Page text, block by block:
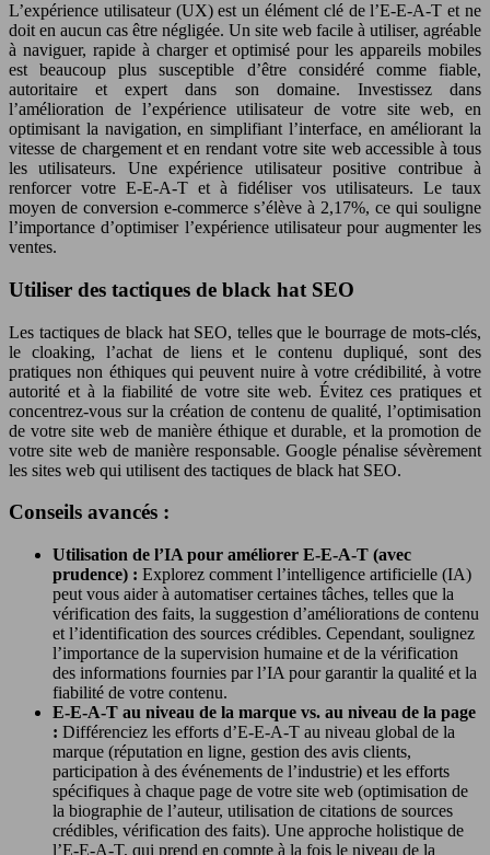
L’expérience utilisateur (UX) est un élément clé de l’E-E-A-T et ne
doit en aucun cas être négligée. Un site web facile à utiliser, agréable
à naviguer, rapide à charger et optimisé pour les appareils mobiles
est beaucoup plus susceptible d’être considéré comme fiable,
autoritaire et expert dans son domaine. Investissez dans
l’amélioration de l’expérience utilisateur de votre site web, en
optimisant la navigation, en simplifiant l’interface, en améliorant la
vitesse de chargement et en rendant votre site web accessible à tous
les utilisateurs. Une expérience utilisateur positive contribue à
renforcer votre E-E-A-T et à fidéliser vos utilisateurs. Le taux
moyen de conversion e-commerce s’élève à 2,17%, ce qui souligne
l’importance d’optimiser l’expérience utilisateur pour augmenter les
ventes.
Utiliser des tactiques de black hat SEO
Les tactiques de black hat SEO, telles que le bourrage de mots-clés,
le cloaking, l’achat de liens et le contenu dupliqué, sont des
pratiques non éthiques qui peuvent nuire à votre crédibilité, à votre
autorité et à la fiabilité de votre site web. Évitez ces pratiques et
concentrez-vous sur la création de contenu de qualité, l’optimisation
de votre site web de manière éthique et durable, et la promotion de
votre site web de manière responsable. Google pénalise sévèrement
les sites web qui utilisent des tactiques de black hat SEO.
Conseils avancés :
Utilisation de l’IA pour améliorer E-E-A-T (avec
prudence) : Explorez comment l’intelligence artificielle (IA)
peut vous aider à automatiser certaines tâches, telles que la
vérification des faits, la suggestion d’améliorations de contenu
et l’identification des sources crédibles. Cependant, soulignez
l’importance de la supervision humaine et de la vérification
des informations fournies par l’IA pour garantir la qualité et la
fiabilité de votre contenu.
E-E-A-T au niveau de la marque vs. au niveau de la page
: Différenciez les efforts d’E-E-A-T au niveau global de la
marque (réputation en ligne, gestion des avis clients,
participation à des événements de l’industrie) et les efforts
spécifiques à chaque page de votre site web (optimisation de
la biographie de l’auteur, utilisation de citations de sources
crédibles, vérification des faits). Une approche holistique de
l’E-E-A-T, qui prend en compte à la fois le niveau de la